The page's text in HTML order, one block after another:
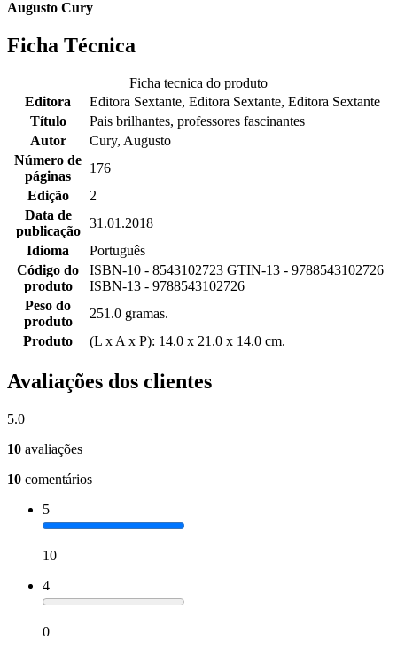
Augusto Cury
Ficha Técnica
Ficha tecnica do produto
Editora
Editora Sextante, Editora Sextante, Editora Sextante
Título
Pais brilhantes, professores fascinantes
Autor
Cury, Augusto
Número de
páginas
176
Edição
2
Data de
publicação
31.01.2018
Idioma
Português
Código do
produto
ISBN-10 - 8543102723 GTIN-13 - 9788543102726
ISBN-13 - 9788543102726
Peso do
produto
251.0 gramas.
Produto
(L x A x P): 14.0 x 21.0 x 14.0 cm.
Avaliações dos clientes
5.0
10 avaliações
10 comentários
5
10
4
0